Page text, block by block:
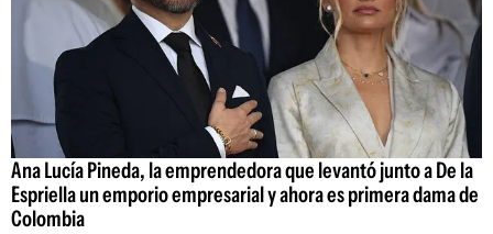
Ana Lucía Pineda, la emprendedora que levantó junto a De la
Espriella un emporio empresarial y ahora es primera dama de
Colombia